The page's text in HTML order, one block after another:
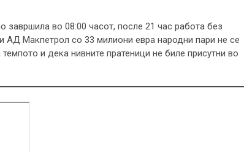
во 08:00 часот, после 21 час работа без
АД Макпетрол со 33 милиони евра народни пари не се
и дека нивните пратеници не биле присутни во